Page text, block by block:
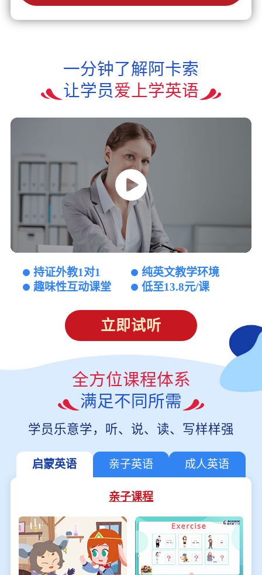
一分钟了解阿卡索
让学员爱上学英语
持证外教1对1
纯英文教学环境
趣味性互动课堂
低至13.8元/课
立即试听
全方位课程体系
满足不同所需
学员乐意学，听、说、读、写样样强
启蒙英语 亲子英语 成人英语
亲子课程